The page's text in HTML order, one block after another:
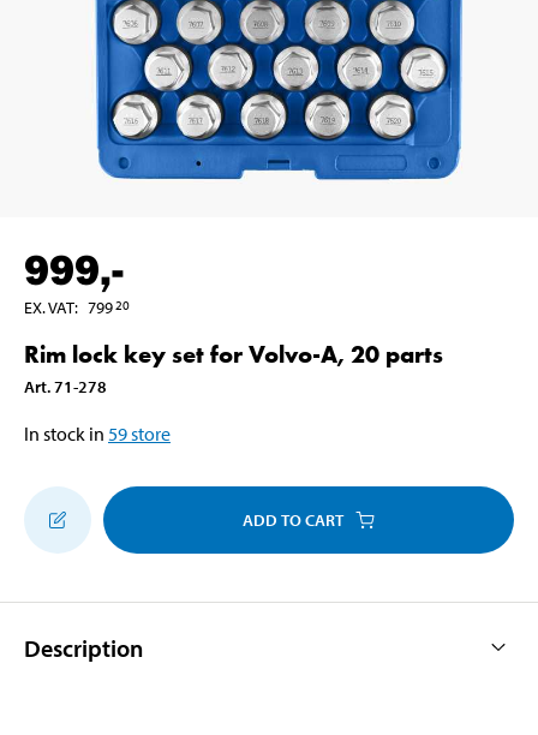
999,-
EX. VAT: 79920
Rim lock key set for Volvo-A, 20 parts
Art.71-278
In stock in 59store
ADD TO CART
Description